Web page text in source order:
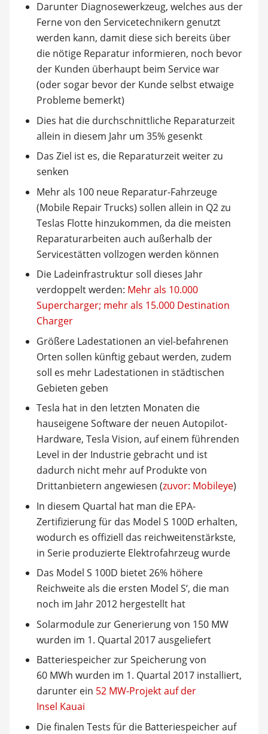
Darunter Diagnosewerkzeug, welches aus der
Ferne von den Servicetechnikern genutzt
werden kann, damit diese sich bereits über
die nötige Reparatur informieren, noch bevor
der Kunden überhaupt beim Service war
(oder sogar bevor der Kunde selbst etwaige
Probleme bemerkt)
Dies hat die durchschnittliche Reparaturzeit
allein in diesem Jahr um 35% gesenkt
Das Ziel ist es, die Reparaturzeit weiter zu
senken
Mehr als 100 neue Reparatur-Fahrzeuge
(Mobile Repair Trucks) sollen allein in Q2 zu
Teslas Flotte hinzukommen, da die meisten
Reparaturarbeiten auch außerhalb der
Servicestätten vollzogen werden können
Die Ladeinfrastruktur soll dieses Jahr
verdoppelt werden: Mehr als 10.000
Supercharger; mehr als 15.000 Destination
Charger
Größere Ladestationen an viel-befahrenen
Orten sollen künftig gebaut werden, zudem
soll es mehr Ladestationen in städtischen
Gebieten geben
Tesla hat in den letzten Monaten die
hauseigene Software der neuen Autopilot-
Hardware, Tesla Vision, auf einem führenden
Level in der Industrie gebracht und ist
dadurch nicht mehr auf Produkte von
Drittanbietern angewiesen (zuvor: Mobileye)
In diesem Quartal hat man die EPA-
Zertifizierung für das Model S 100D erhalten,
wodurch es offiziell das reichweitenstärkste,
in Serie produzierte Elektrofahrzeug wurde
Das Model S 100D bietet 26% höhere
Reichweite als die ersten Model S‘, die man
noch im Jahr 2012 hergestellt hat
Solarmodule zur Generierung von 150 MW
wurden im 1. Quartal 2017 ausgeliefert
Batteriespeicher zur Speicherung von
60 MWh wurden im 1. Quartal 2017 installiert,
darunter ein 52 MW-Projekt auf der
Insel Kauai
Die finalen Tests für die Batteriespeicher auf